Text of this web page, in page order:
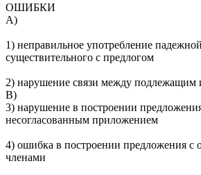
ОШИБКИ
А)
1) неправильное употребление
существительного с предлогом
2) нарушение связи между подлежащим
В)
3) нарушение в построении
несогласованным приложением
4) ошибка в построении предложения с
членами